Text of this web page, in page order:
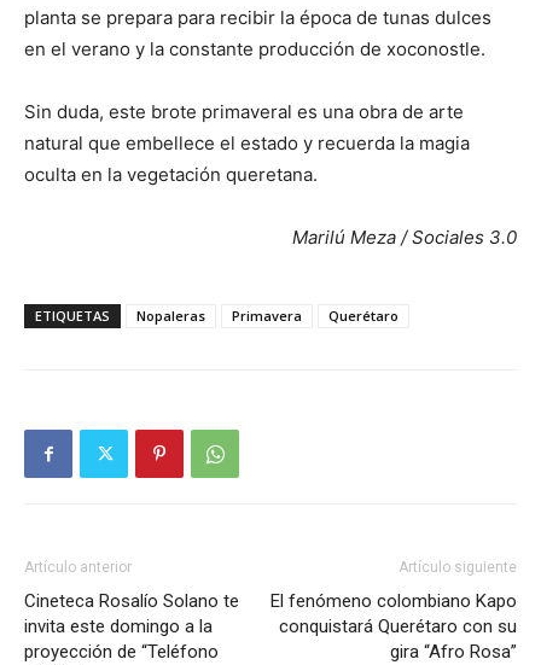
planta se prepara para recibir la época de tunas dulces
en el verano y la constante producción de xoconostle.
Sin duda, este brote primaveral es una obra de arte
natural que embellece el estado y recuerda la magia
oculta en la vegetación queretana.
Marilú Meza / Sociales 3.0
ETIQUETAS Nopaleras Primavera Querétaro
Artículo anterior
Cineteca Rosalío Solano te
invita este domingo a la
proyección de “Teléfono
Artículo siguiente
El fenómeno colombiano Kapo
conquistará Querétaro con su
gira “Afro Rosa”